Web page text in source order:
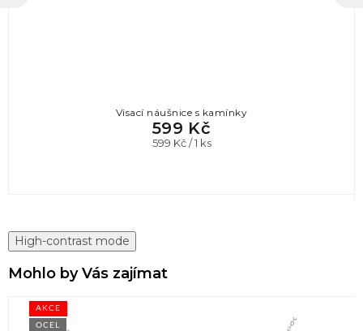
Visací náušnice s kamínky
599 Kč
Měrná
599 Kč / 1 ks
High-contrast mode
Mohlo by Vás zajímat
AKCE
OCEL